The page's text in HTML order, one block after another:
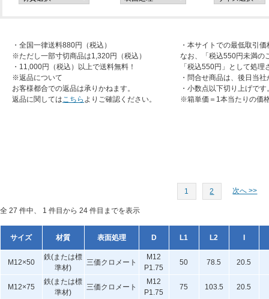
・全国一律送料880円（税込）
※ただし一部寸切商品は1,320円（税込）
・11,000円（税込）以上で送料無料！
※返品について
お客様都合での返品は承りかねます。
返品に関してはこちら よりご確認ください。
・本サイトでの最低取引
なお、「税込550円未満の
「税込550円」として処
・問合せ商品は、後日当
・小数点以下切り上げです
※箱単価＝1本当たりの価
1 2 次へ >>
全 27 件中、 1 件目から 24 件目までを表示
サイズ 材質 表面処理 D L1 L2
M12×50
鉄(または標
準材)
三価クロメート
M12
P1.75
50 78.5 20.5
M12×75
鉄(または標
準材)
三価クロメート
M12
P1.75
75 103.5 20.5